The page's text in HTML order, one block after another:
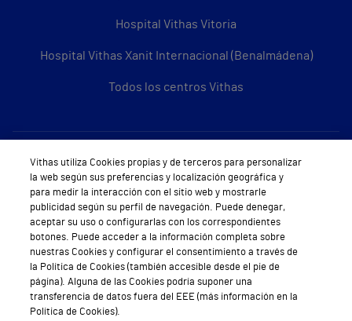
Hospital Vithas Vitoria
Hospital Vithas Xanit Internacional (Benalmádena)
Todos los centros Vithas
Sobre Vithas
Quiénes somos
Trabajar en Vithas
Teléfono Cita Médica
Teléfono Atención al Cliente
Política de seguridad y salud en el trabajo
Vithas utiliza Cookies propias y de terceros para personalizar
la web según sus preferencias y localización geográfica y
para medir la interacción con el sitio web y mostrarle
publicidad según su perfil de navegación. Puede denegar,
aceptar su uso o configurarlas con los correspondientes
botones. Puede acceder a la información completa sobre
nuestras Cookies y configurar el consentimiento a través de
la Política de Cookies (también accesible desde el pie de
página). Alguna de las Cookies podría suponer una
transferencia de datos fuera del EEE (más información en la
Política de Cookies).